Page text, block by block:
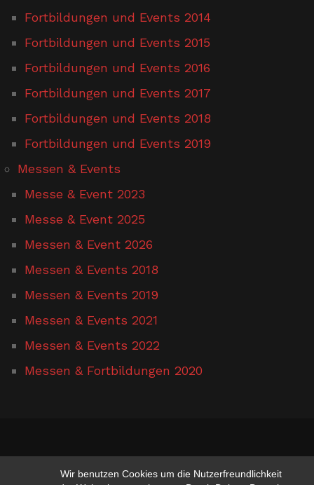
Wir benutzen Cookies um die Nutzerfreundlichkeit
Fortbildungen und Events 2014
Fortbildungen und Events 2015
Fortbildungen und Events 2016
Fortbildungen und Events 2017
Fortbildungen und Events 2018
Fortbildungen und Events 2019
Messen & Events
Messe & Event 2023
Messe & Event 2025
Messen & Event 2026
Messen & Events 2018
Messen & Events 2019
Messen & Events 2021
Messen & Events 2022
Messen & Fortbildungen 2020
www.hufschmied-gerusel.de